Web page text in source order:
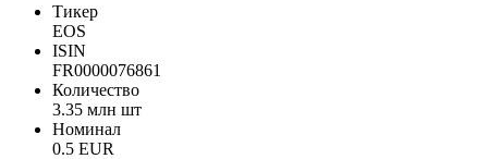
Тикер
EOS
ISIN
FR0000076861
Количество
3.35 млн шт
Номинал
0.5 EUR